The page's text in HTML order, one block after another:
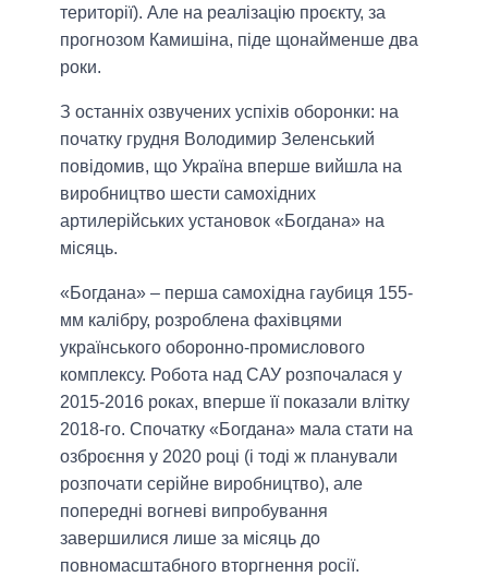
території). Але на реалізацію проєкту, за
прогнозом Камишіна, піде щонайменше два
роки.
З останніх озвучених успіхів оборонки: на
початку грудня Володимир Зеленський
повідомив, що Україна вперше вийшла на
виробництво шести самохідних
артилерійських установок «Богдана» на
місяць.
«Богдана» – перша самохідна гаубиця 155-
мм калібру, розроблена фахівцями
українського оборонно-промислового
комплексу. Робота над САУ розпочалася у
2015-2016 роках, вперше її показали влітку
2018-го. Спочатку «Богдана» мала стати на
озброєння у 2020 році (і тоді ж планували
розпочати серійне виробництво), але
попередні вогневі випробування
завершилися лише за місяць до
повномасштабного вторгнення росії.